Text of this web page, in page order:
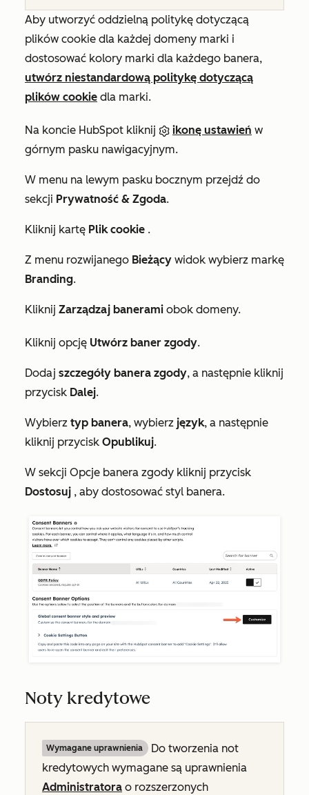
Aby utworzyć oddzielną politykę dotyczącą
plików cookie dla każdej domeny marki i
dostosować kolory marki dla każdego banera,
utwórz niestandardową politykę dotyczącą
plików cookie dla marki.
Na koncie HubSpot kliknij ikonę ustawień w
górnym pasku nawigacyjnym.
W menu na lewym pasku bocznym przejdź do
sekcji Prywatność & Zgoda.
Kliknij kartę Plik cookie .
Z menu rozwijanego Bieżący widok wybierz markę
Branding.
Kliknij Zarządzaj banerami obok domeny.
Kliknij opcję Utwórz baner zgody.
Dodaj szczegóły banera zgody, a następnie kliknij
przycisk Dalej.
Wybierz typ banera, wybierz język, a następnie
kliknij przycisk Opublikuj.
W sekcji Opcje banera zgody kliknij przycisk
Dostosuj , aby dostosować styl banera.
Noty kredytowe
Wymagane uprawnienia
Do tworzenia not
kredytowych wymagane są uprawnienia
Administratora o rozszerzonych